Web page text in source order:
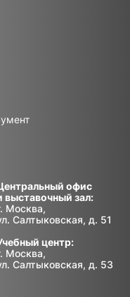
офис
выставочный зал:
Москва,
Салтыковская, д. 51
центр:
Москва,
Салтыковская, д. 53